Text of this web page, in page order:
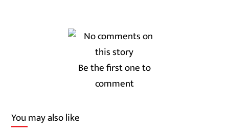
Be the first one to
comment
You may also like